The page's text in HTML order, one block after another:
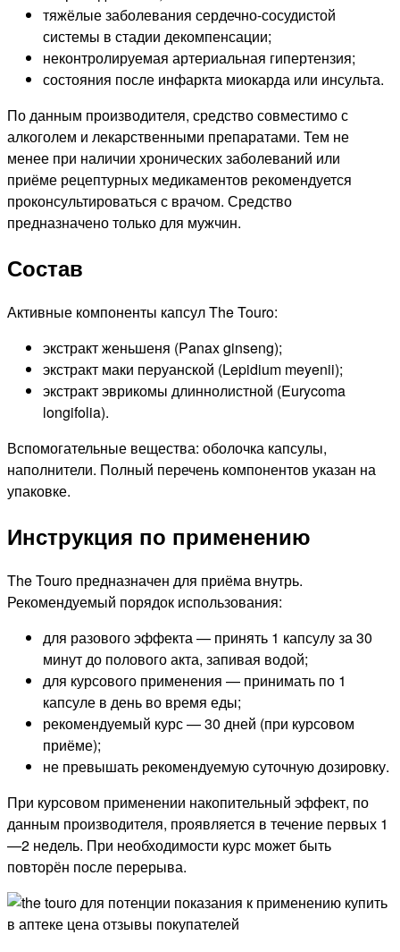
тяжёлые заболевания сердечно-сосудистой
системы в стадии декомпенсации;
неконтролируемая артериальная гипертензия;
состояния после инфаркта миокарда или инсульта.
По данным производителя, средство совместимо с
алкоголем и лекарственными препаратами. Тем не
менее при наличии хронических заболеваний или
приёме рецептурных медикаментов рекомендуется
проконсультироваться с врачом. Средство
предназначено только для мужчин.
Состав
Активные компоненты капсул The Touro:
экстракт женьшеня (Panax ginseng);
экстракт маки перуанской (Lepidium meyenii);
экстракт эврикомы длиннолистной (Eurycoma
longifolia).
Вспомогательные вещества: оболочка капсулы,
наполнители. Полный перечень компонентов указан на
упаковке.
Инструкция по применению
The Touro предназначен для приёма внутрь.
Рекомендуемый порядок использования:
для разового эффекта — принять 1 капсулу за 30
минут до полового акта, запивая водой;
для курсового применения — принимать по 1
капсуле в день во время еды;
рекомендуемый курс — 30 дней (при курсовом
приёме);
не превышать рекомендуемую суточную дозировку.
При курсовом применении накопительный эффект, по
данным производителя, проявляется в течение первых 1
—2 недель. При необходимости курс может быть
повторён после перерыва.